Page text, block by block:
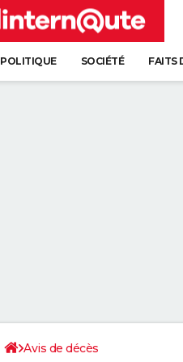
POLITIQUE SOCIÉTÉ FAITS
Avis de décès